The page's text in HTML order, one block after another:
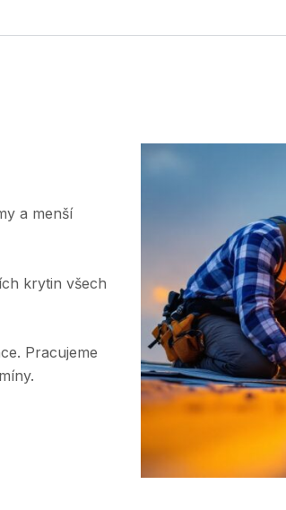
a menší
krytin všech
Pracujeme